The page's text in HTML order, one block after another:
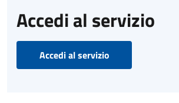
Accedi al servizio
Accedi al servizio